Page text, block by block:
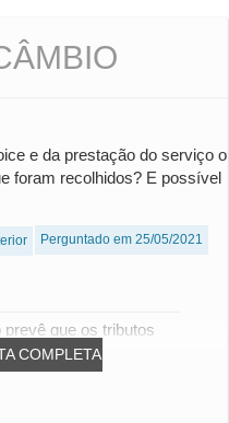
e da prestação do serviço o
foram recolhidos? E possível
Perguntado em 25/05/2021
COMPLETA
que os tributos
recolh...